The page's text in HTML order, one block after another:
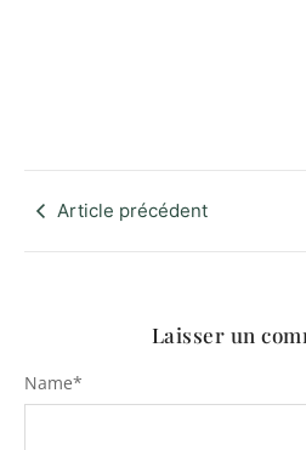
Article précédent
Laisser un
Name*